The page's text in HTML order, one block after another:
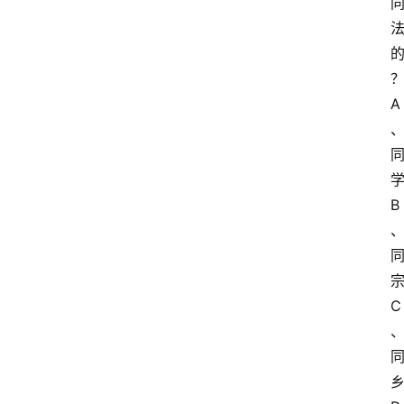
法
的
？
A
、
同
学
B
、
同
宗
C
、
同
乡